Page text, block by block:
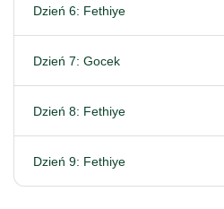
Dzień 6: Fethiye
Dzień 7: Gocek
Dzień 8: Fethiye
Dzień 9: Fethiye